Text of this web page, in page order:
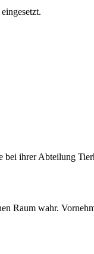
bei ihrer Abteilung
Raum wahr.